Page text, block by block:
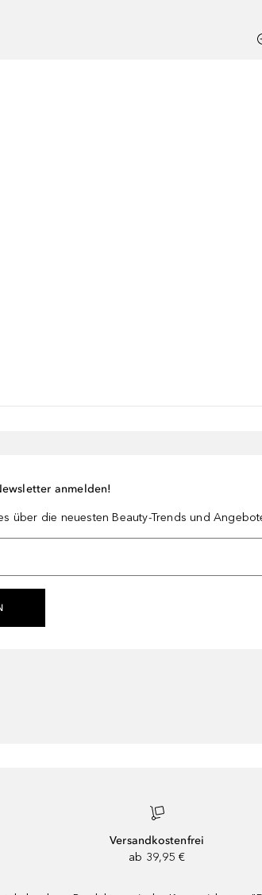
anmelden!
über die neuesten Beauty-Trends und
Versandkostenfrei
ab 39,95 €